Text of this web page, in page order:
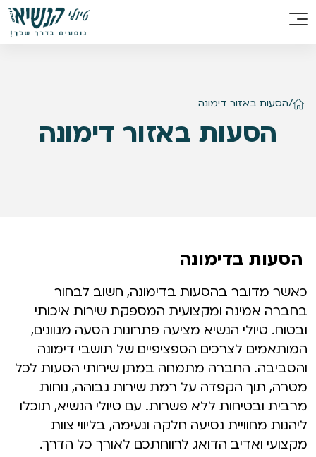
/הסעות באזור דימונה
הסעות באזור דימונה
הסעות בדימונה
כאשר מדובר בהסעות בדימונה, חשוב לבחור
בחברה אמינה ומקצועית המספקת שירות איכותי
ובטוח. טיולי הנשיא מציעה פתרונות הסעה מגוונים,
המותאמים לצרכים הספציפיים של תושבי דימונה
והסביבה. החברה מתמחה במתן שירותי הסעות לכל
מטרה, תוך הקפדה על רמת שירות גבוהה, נוחות
מרבית ובטיחות ללא פשרות. עם טיולי הנשיא, תוכלו
ליהנות מחוויית נסיעה חלקה ונעימה, בליווי צוות
מקצועי ואדיב הדואג לרווחתכם לאורך כל הדרך.